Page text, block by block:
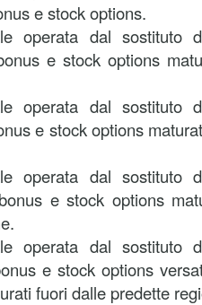
e stock options.
operata dal sostituto
e stock options
operata dal sostituto
e stock options
operata dal sostituto
e stock options
operata dal sostituto
e stock options
fuori dalle predette